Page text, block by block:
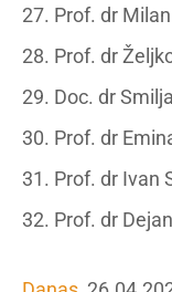
27. Prof. dr
28. Prof. dr
29. Doc. dr
30. Prof. dr
31. Prof. dr Ivan
32. Prof. dr